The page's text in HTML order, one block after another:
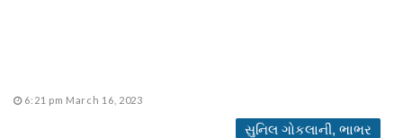
6:21 pm March 16, 2023
સુનિલ ગોકલાની, ભાભર